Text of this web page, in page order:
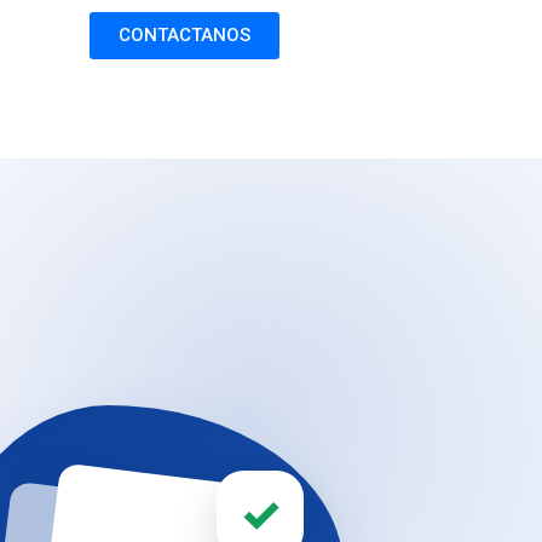
CONTACTANOS
✓